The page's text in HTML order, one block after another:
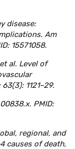
disease:
Am
15571058.
al. Level of
1121–29.
PMID:
regional, and
causes of death,